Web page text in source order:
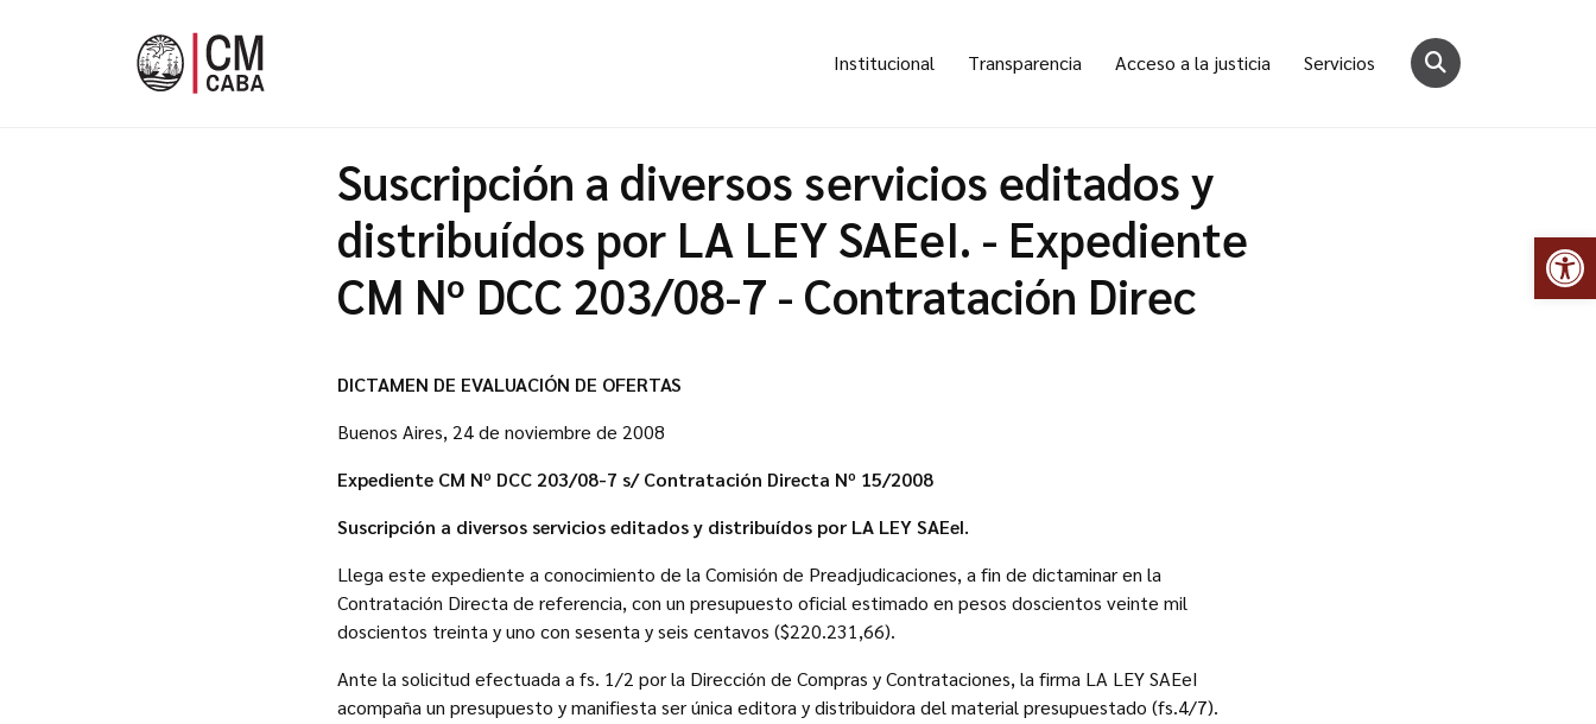
Institucional Transparencia Acceso a la justicia Servicios
Suscripción a diversos servicios editados y
distribuídos por LA LEY SAEeI. - Expediente
CM Nº DCC 203/08-7 - Contratación Direc
DICTAMEN DE EVALUACIÓN DE OFERTAS
Buenos Aires, 24 de noviembre de 2008
Expediente CM Nº DCC 203/08-7 s/ Contratación Directa Nº 15/2008
Suscripción a diversos servicios editados y distribuídos por LA LEY SAEeI.
Llega este expediente a conocimiento de la Comisión de Preadjudicaciones, a fin de dictaminar en la
Contratación Directa de referencia, con un presupuesto oficial estimado en pesos doscientos veinte mil
doscientos treinta y uno con sesenta y seis centavos ($220.231,66).
Ante la solicitud efectuada a fs. 1/2 por la Dirección de Compras y Contrataciones, la firma LA LEY SAEeI
acompaña un presupuesto y manifiesta ser única editora y distribuidora del material presupuestado (fs.4/7).